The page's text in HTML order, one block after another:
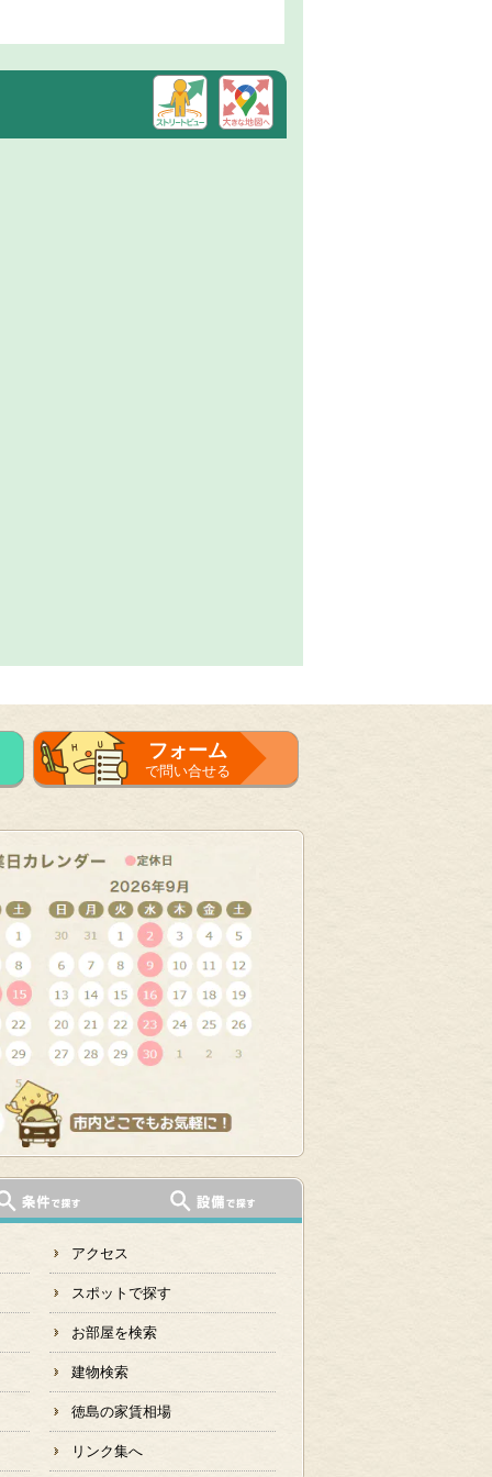
フォーム
で問い合せる
アクセス
スポットで探す
お部屋を検索
建物検索
徳島の家賃相場
リンク集へ